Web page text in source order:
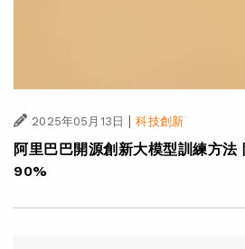
2025年05月13日 | 科技創新
阿里巴巴開源創新大模型訓練方法
90%